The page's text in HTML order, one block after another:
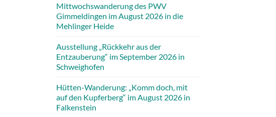
Mittwochswanderung des PWV
Gimmeldingen im August 2026 in die
Mehlinger Heide
Ausstellung „Rückkehr aus der
Entzauberung“ im September 2026 in
Schweighofen
Hütten-Wanderung: „Komm doch, mit
auf den Kupferberg“ im August 2026 in
Falkenstein